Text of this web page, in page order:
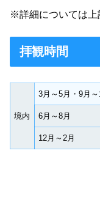
※詳細については上
拝観時間
境内
3月～5月・9月～
6月～8月
12月～2月